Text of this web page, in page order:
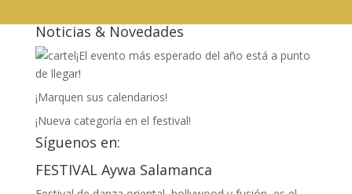
Noticias & Novedades
¡El evento más esperado del año está a punto
de llegar!
¡Marquen sus calendarios!
¡Nueva categoría en el festival!
Síguenos en:
FESTIVAL Aywa Salamanca